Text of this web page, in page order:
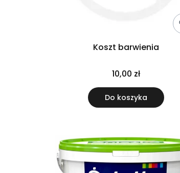
Koszt barwienia
10,00 zł
Do koszyka